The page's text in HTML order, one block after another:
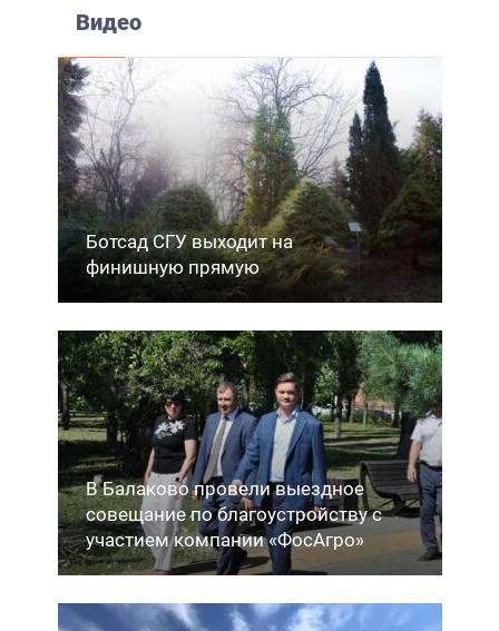
Видео
Ботсад СГУ выходит на
финишную прямую
В Балаково провели выездное
совещание по благоустройству с
участием компании «ФосАгро»